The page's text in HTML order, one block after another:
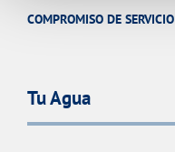
COMPROMISO DE SERVICIO
Tu Agua